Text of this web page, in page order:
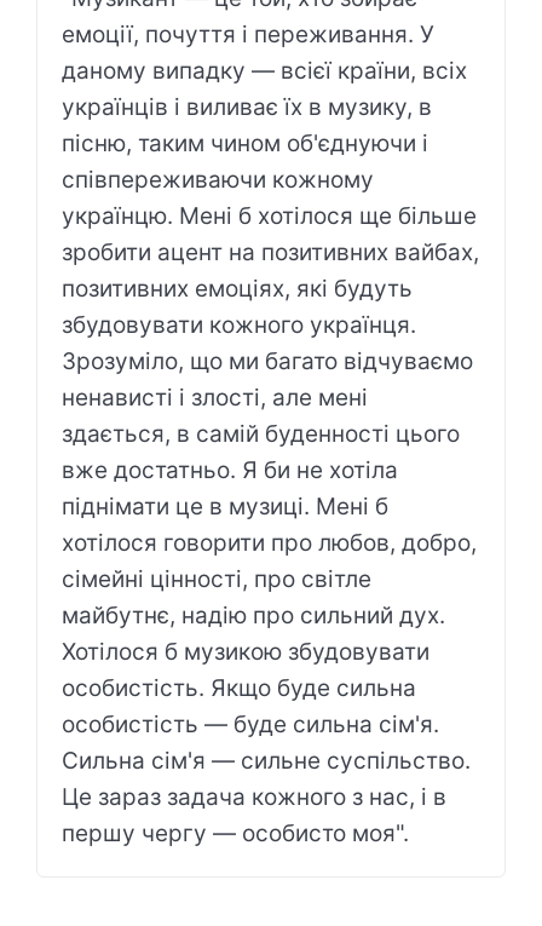
емоції, почуття і переживання. У
даному випадку — всієї країни, всіх
українців і виливає їх в музику, в
пісню, таким чином об'єднуючи і
співпереживаючи кожному
українцю. Мені б хотілося ще більше
зробити ацент на позитивних вайбах,
позитивних емоціях, які будуть
збудовувати кожного українця.
Зрозуміло, що ми багато відчуваємо
ненависті і злості, але мені
здається, в самій буденності цього
вже достатньо. Я би не хотіла
піднімати це в музиці. Мені б
хотілося говорити про любов, добро,
сімейні цінності, про світле
майбутнє, надію про сильний дух.
Хотілося б музикою збудовувати
особистість. Якщо буде сильна
особистість — буде сильна сім'я.
Сильна сім'я — сильне суспільство.
Це зараз задача кожного з нас, і в
першу чергу — особисто моя".